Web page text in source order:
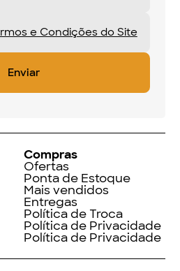
e Condições do Site
Compras
Ofertas
Ponta de Estoque
Mais vendidos
Entregas
Política de Troca
Política de Privacidade
Política de Privacidade